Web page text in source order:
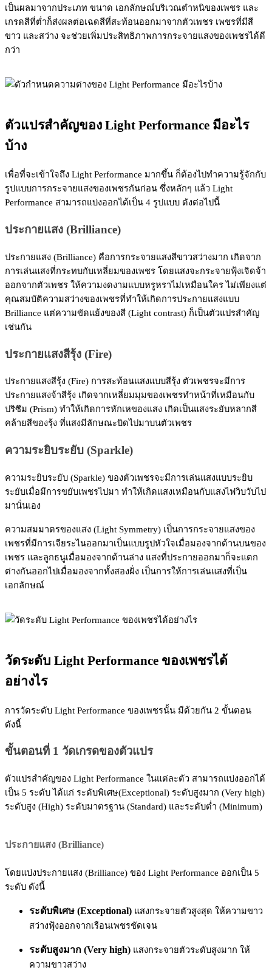
เป็นผลมาจากประเภท ขนาด เอกลักษณ์บริเวณตำหนิของเพชร และ
เกรดสีที่ต่ำก็ส่งผลต่อเฉดสีที่สะท้อนออกมาจากตัวเพชร เพชรที่มีสี
ขาว และสว่าง จะช่วยเพิ่มประสิทธิภาพการกระจายแสงของเพชรได้ดี
กว่า
ตัวแปรสำคัญของ Light Performance มีอะไร
บ้าง
เพื่อที่จะเข้าใจถึง Light Performance มากขึ้น ก็ต้องไปทำความรู้จักกับ
รูปแบบการกระจายแสงของเพชรกันก่อน ซึ่งหลักๆ แล้ว Light
Performance สามารถแบ่งออกได้เป็น 4 รูปแบบ ดังต่อไปนี้
ประกายแสง (Brilliance)
ประกายแสง (Brilliance) คือการกระจายแสงสีขาวสว่างมาก เกิดจาก
การเล่นแสงที่กระทบกับเหลี่ยมของเพชร โดยแสงจะกระจายฟุ้งเจิดจ้า
ออกจากตัวเพชร ให้ความงดงามแบบหรูหราไม่เหมือนใคร ไม่เพียงแต่
คุณสมบัติความสว่างของเพชรที่ทำให้เกิดการประกายแสงแบบ
Brilliance แต่ความขัดแย้งของสี (Light contrast) ก็เป็นตัวแปรสำคัญ
เช่นกัน
ประกายแสงสีรุ้ง (Fire)
ประกายแสงสีรุ้ง (Fire) การสะท้อนแสงแบบสีรุ้ง ตัวเพชรจะมีการ
ประกายแสงจ้าสีรุ้ง เกิดจากเหลี่ยมมุมของเพชรทำหน้าที่เหมือนกับ
ปริซึม (Prism) ทำให้เกิดการหักเหของแสง เกิดเป็นแสงระยับหลากสี
คล้ายสีของรุ้ง ที่แสงมีลักษณะบิดไปมาบนตัวเพชร
ความระยิบระยับ (Sparkle)
ความระยิบระยับ (Sparkle) ของตัวเพชรจะมีการเล่นแสงแบบระยิบ
ระยับเมื่อมีการขยับเพชรไปมา ทำให้เกิดแสงเหมือนกับแสงไฟวิบวับไป
มานั่นเอง
ความสมมาตรของแสง (Light Symmetry) เป็นการกระจายแสงของ
เพชรที่มีการเจียระไนออกมาเป็นแบบรูปหัวใจเมื่อมองจากด้านบนของ
เพชร และลูกธนูเมื่อมองจากด้านล่าง แสงที่ประกายออกมาก็จะแตก
ต่างกันออกไปเมื่อมองจากทั้งสองฝั่ง เป็นการให้การเล่นแสงที่เป็น
เอกลักษณ์
วัดระดับ Light Performance ของเพชรได้
อย่างไร
การวัดระดับ Light Performance ของเพชรนั้น มีด้วยกัน 2 ขั้นตอน
ดังนี้
ขั้นตอนที่ 1 วัดเกรดของตัวแปร
ตัวแปรสำคัญของ Light Performance ในแต่ละตัว สามารถแบ่งออกได้
เป็น 5 ระดับ ได้แก่ ระดับพิเศษ(Exceptional) ระดับสูงมาก (Very high)
ระดับสูง (High) ระดับมาตรฐาน (Standard) และระดับต่ำ (Minimum)
ประกายแสง (Brilliance)
โดยแบ่งประกายแสง (Brilliance) ของ Light Performance ออกเป็น 5
ระดับ ดังนี้
ระดับพิเศษ (Exceptional) แสงกระจายตัวสูงสุด ให้ความขาว
สว่างฟุ้งออกจากเรือนเพชรชัดเจน
ระดับสูงมาก (Very high) แสงกระจายตัวระดับสูงมาก ให้
ความขาวสว่าง